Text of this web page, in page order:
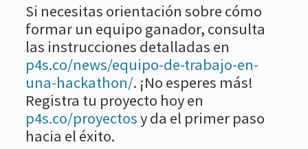
Si necesitas orientación sobre cómo
formar un equipo ganador, consulta
las instrucciones detalladas en
p4s.co/news/equipo-de-trabajo-en-
una-hackathon/. ¡No esperes más!
Registra tu proyecto hoy en
p4s.co/proyectosy da el primer paso
hacia el éxito.